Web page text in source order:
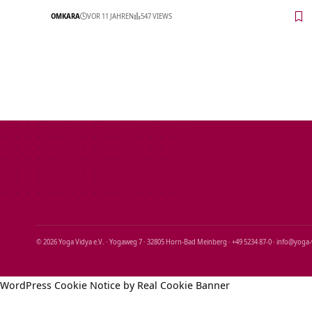
OMKARA VOR 11 JAHREN 547 VIEWS
© 2026 Yoga Vidya e.V. · Yogaweg 7 · 32805 Horn‑Bad Meinberg · +49 5234 87‑0 ·
WordPress Cookie Notice by Real Cookie Banner